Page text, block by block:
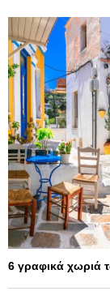
6 γραφικά χωριά